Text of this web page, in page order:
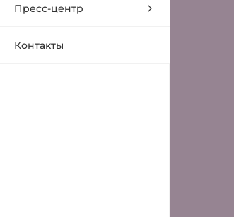
Пресс-центр
Контакты